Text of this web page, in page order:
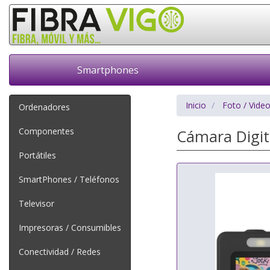
Smartphones
Ordenadores
Componentes
Portátiles
SmartPhones / Teléfonos
Televisor
Impresoras / Consumibles
Conectividad / Redes
Inicio Foto / Video
Cámara